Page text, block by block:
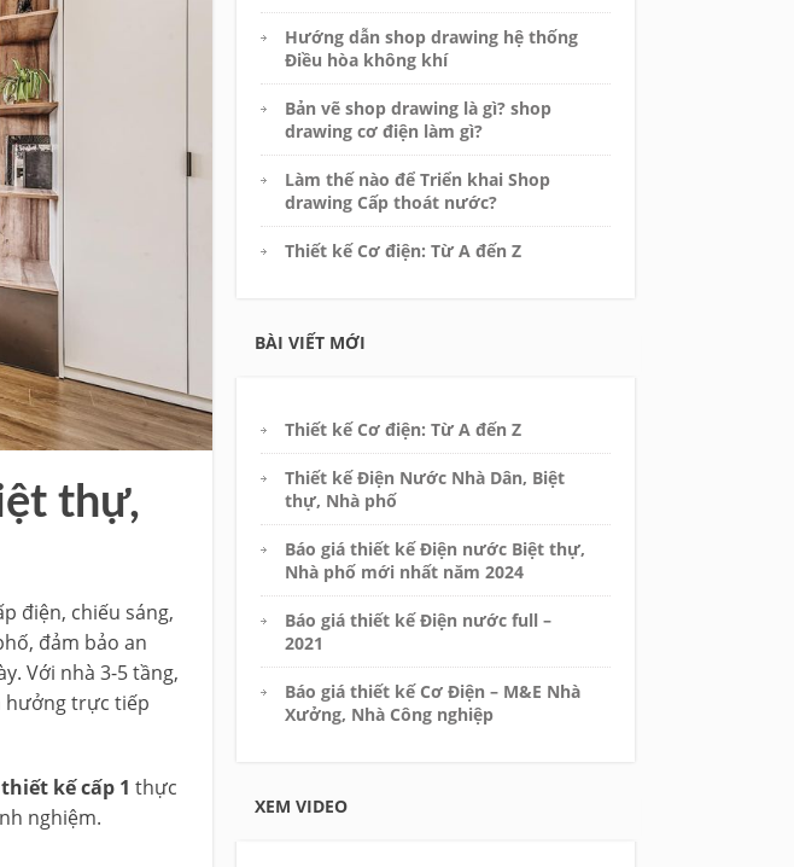
thự,
điện, chiếu sáng,
đảm bảo an
Với nhà 3-5 tầng,
hưởng trực tiếp
kế cấp 1 thực
nghiệm.
Hướng dẫn shop drawing hệ thống
Điều hòa không khí
Bản vẽ shop drawing là gì? shop
drawing cơ điện làm gì?
Làm thế nào để Triển khai Shop
drawing Cấp thoát nước?
Thiết kế Cơ điện: Từ A đến Z
BÀI VIẾT MỚI
Thiết kế Cơ điện: Từ A đến Z
Thiết kế Điện Nước Nhà Dân, Biệt
thự, Nhà phố
Báo giá thiết kế Điện nước Biệt thự,
Nhà phố mới nhất năm 2024
Báo giá thiết kế Điện nước full –
2021
Báo giá thiết kế Cơ Điện – M&E Nhà
Xưởng, Nhà Công nghiệp
XEM VIDEO